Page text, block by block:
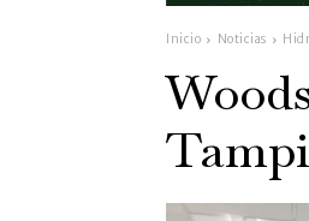
Inicio Noticias